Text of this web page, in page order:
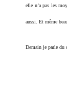
elle n’a pas les
aussi. Et même
Demain je parle du